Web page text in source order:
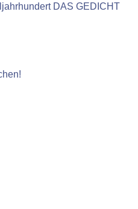
DAS GEDICHT